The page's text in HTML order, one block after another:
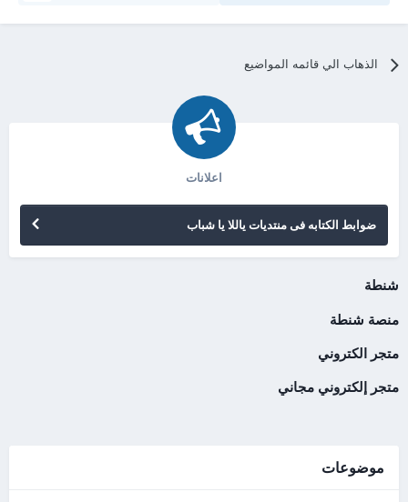
الذهاب الي قائمه المواضيع
اعلانات
ضوابط الكتابه فى منتديات ياللا يا شباب
شنطة
منصة شنطة
متجر الكتروني
متجر إلكتروني مجاني
موضوعات